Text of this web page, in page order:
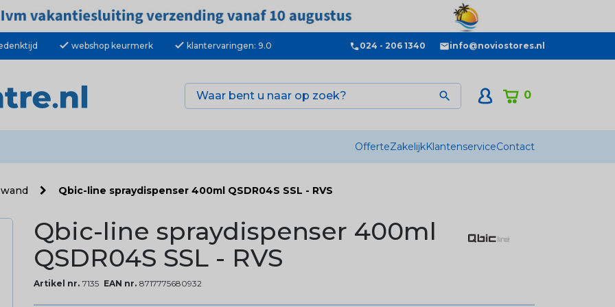
check webshop keurmerk check klantervaringen: 9.0 024 - 206 1340 info@noviostores.nl
0

OfferteZakelijkKlantenserviceContact
Qbic-line spraydispenser 400ml QSDR04S SSL - RVS
Qbic-line spraydispenser 400ml
QSDR04S SSL - RVS
Artikel nr. 7135 EAN nr. 8717775680932